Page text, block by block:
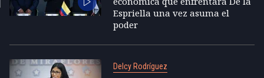
Espriella una vez asuma el
poder
Delcy Rodríguez